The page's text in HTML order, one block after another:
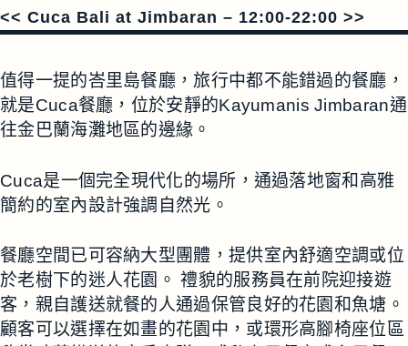
<< Cuca Bali at Jimbaran – 12:00-22:00 >>
值得一提的峇里島餐廳，旅行中都不能錯過的餐廳，
就是Cuca餐廳，位於安靜的Kayumanis Jimbaran通
往金巴蘭海灘地區的邊緣。
Cuca是一個完全現代化的場所，通過落地窗和高雅
簡約的室內設計強調自然光。
餐廳空間已可容納大型團體，提供室內舒適空調或位
於老樹下的迷人花園。 禮貌的服務員在前院迎接遊
客，親自護送就餐的人通過保管良好的花園和魚塘。
顧客可以選擇在如畫的花園中，或環形高腳椅座位區